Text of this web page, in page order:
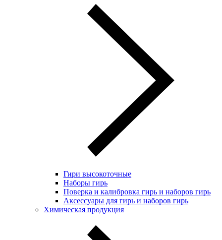
Гири высокоточные
Наборы гирь
Поверка и калибровка гирь и наборов гирь
Аксессуары для гирь и наборов гирь
Химическая продукция